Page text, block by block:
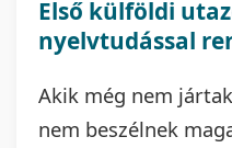
Első külföldi
nyelvtudással
Akik még nem
nem beszélnek